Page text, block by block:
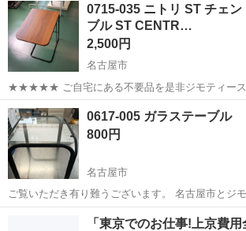
0715-035 ニトリ ST チェ
ブル ST CENTR…
2,500円
名古屋市
★★★★★ ご自宅にある不要品を是非ジモティース
みしませんか？ 家電、趣味・スポーツ・レジャー
衣料服飾品、生活雑貨、家具、本、CD・DVDなど
ち込めます！ ※詳細はこ...
愛知 名古屋市 テーブル サイドテーブル
0617-005 ガラステーブル
800円
名古屋市
ご覧いただき有り難うございます。 名古屋市とジモティーが連携して
運営しています。 粗⼤ごみ等の減量を⽬的にまだ
名古屋市 テーブル リユース
「東京でのお仕事!上京費